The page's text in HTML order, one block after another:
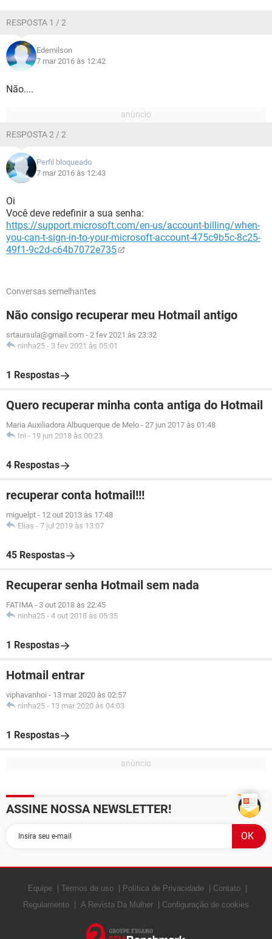
RESPOSTA 1 / 2
Edemilson
7 mar 2016 às 12:42
Não....
RESPOSTA 2 / 2
Perfil bloqueado
7 mar 2016 às 12:43
Oi
Você deve redefinir a sua senha:
https://support.microsoft.com/en-us/account-billing/when-
you-can-t-sign-in-to-your-microsoft-account-475c9b5c-8c25-
49f1-9c2d-c64b7072e735
Conversas semelhantes
Não consigo recuperar meu Hotmail antigo
srtaursula@gmail.com - 2 fev 2021 às 23:32
ninha25 - 3 fev 2021 às 05:01
1 Respostas
Quero recuperar minha conta antiga do Hotmail
Maria Auxiliadora Albuquerque de Melo - 27 jun 2017 às 01:48
Ini - 19 jun 2018 às 00:23
4 Respostas
recuperar conta hotmail!!!
miguelpt - 12 out 2013 às 17:48
Elias - 7 jul 2019 às 13:07
45 Respostas
Recuperar senha Hotmail sem nada
FATIMA - 3 out 2018 às 22:45
ninha25 - 4 out 2018 às 05:35
1 Respostas
Hotmail entrar
viphavanhoi - 13 mar 2020 às 02:57
ninha25 - 13 mar 2020 às 04:03
1 Respostas
ASSINE NOSSA NEWSLETTER!
Equipe Termos de uso Política de Privacidade
Contato
Regulamento
A Revista Da Mulher Configuração de cookies